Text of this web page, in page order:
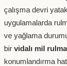
çalışma devri
uygulamalarda
ve yağlama
bir vidalı mil
konumlandırma